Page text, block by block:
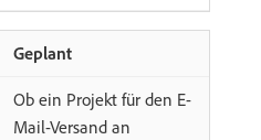
Geplant
Ob ein Projekt für den E-
Mail-Versand an